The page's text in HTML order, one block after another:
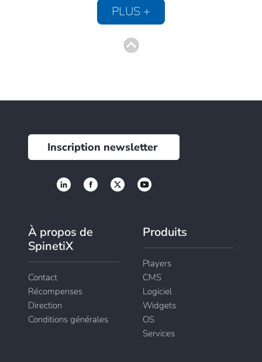
PLUS +
À propos de
SpinetiX
Contact
Récompenses
Direction
Conditions générales
Produits
Players
CMS
Logiciel
Widgets
OS
Services
Inscription newsletter